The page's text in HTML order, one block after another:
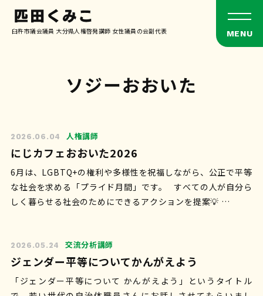
臼杵市議会議員 大分県人権啓発講師 女性議員の会副代表
ソジーおおいた
2026.06.04 人権講師
にじカフェおおいた2026
6月は、LGBTQ+の権利や多様性を祝福しながら、公正で平等
な社会を求める「プライド月間」です。 すべての人が自分ら
しく暮らせる社会のためにできるアクションを提案💡 …
2026.05.24 交流分析講師
ジェンダー平等についてかんがえよう
「ジェンダー平等について かんがえよう」というタイトル